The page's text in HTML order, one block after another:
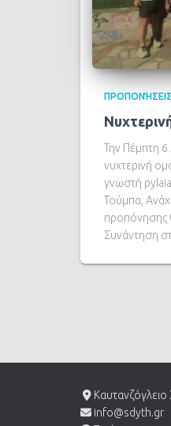
ΠΡΟΠΟΝΉΣΕΙΣ
Την Πέμπτη 6
νυχτερινή
γνωστή
Τούμπα,
προπόνησης
Συνάντηση
info@sdyth.gr